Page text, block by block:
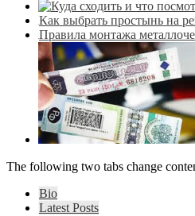
Как выбрать простынь на
Правила монтажа
The following two tabs change
Bio
Latest Posts